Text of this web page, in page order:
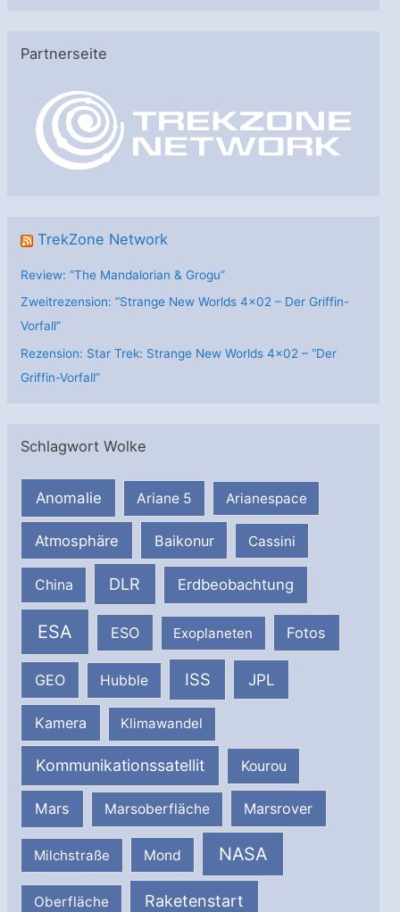
g
Partnerseite
TrekZone Network
Review: “The Mandalorian & Grogu”
Zweitrezension: “Strange New Worlds 4×02 – Der Griffin-
Vorfall”
Rezension: Star Trek: Strange New Worlds 4×02 – “Der
Griffin-Vorfall”
Schlagwort Wolke
Anomalie Ariane 5 Arianespace
Atmosphäre Baikonur Cassini
China DLR Erdbeobachtung
ESA ESO Exoplaneten Fotos
GEO Hubble ISS JPL
Kamera Klimawandel
Kommunikationssatellit Kourou
Mars Marsoberfläche Marsrover
Milchstraße Mond NASA
Oberfläche Raketenstart